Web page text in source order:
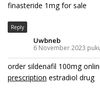
finasteride 1mg for sale
Reply
Uwbneb
6 November 2023
order sildenafil 100mg
prescription estradiol drug